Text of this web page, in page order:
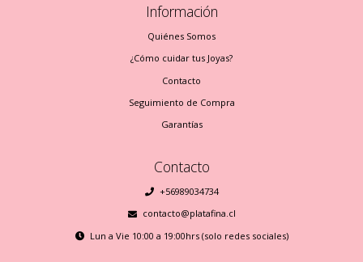
Información
Quiénes Somos
¿Cómo cuidar tus Joyas?
Contacto
Seguimiento de Compra
Garantías
Contacto
+56989034734
contacto@platafina.cl
Lun a Vie 10:00 a 19:00hrs (solo redes sociales)